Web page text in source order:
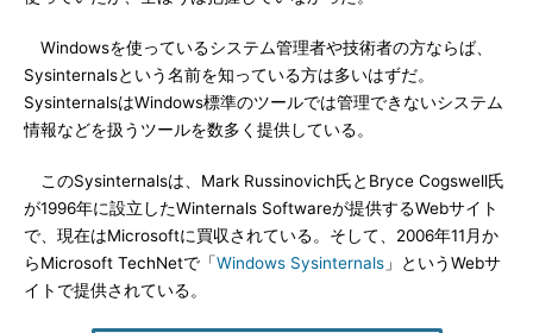
Windowsを使っているシステム管理者や技術者の方ならば、
Sysinternalsという名前を知っている方は多いはずだ。
SysinternalsはWindows標準のツールでは管理できないシステム
情報などを扱うツールを数多く提供している。
このSysinternalsは、Mark Russinovich氏とBryce Cogswell氏
が1996年に設立したWinternals Softwareが提供するWebサイト
で、現在はMicrosoftに買収されている。そして、2006年11月か
らMicrosoft TechNetで「Windows Sysinternals 」というWebサ
イトで提供されている。